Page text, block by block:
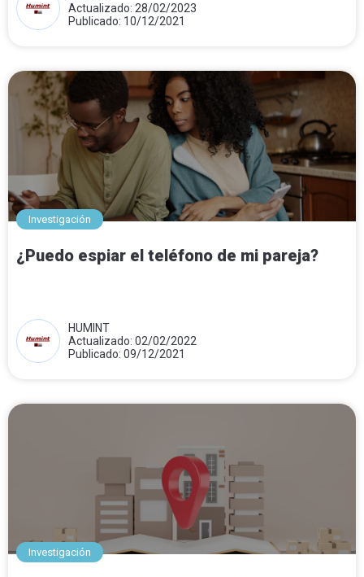
Actualizado: 28/02/2023
Publicado: 10/12/2021
Investigación
¿Puedo espiar el teléfono de mi pareja?
HUMINT
Actualizado: 02/02/2022
Publicado: 09/12/2021
Investigación